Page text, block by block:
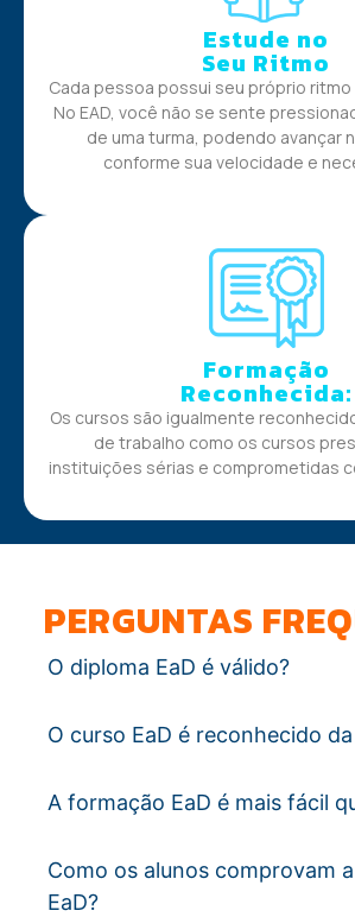
Estude no
Seu Ritmo
Cada pessoa possui seu próprio ritmo
No EAD, você não se sente
de uma turma, podendo avançar
conforme sua velocidade e
Formação
Reconhecida:
Os cursos são igualmente
de trabalho como os cursos
instituições sérias e comprometidas
PERGUNTAS
O diploma EaD é válido?
O curso EaD é reconhecido
A formação EaD é mais fácil
Como os alunos comprovam
EaD?